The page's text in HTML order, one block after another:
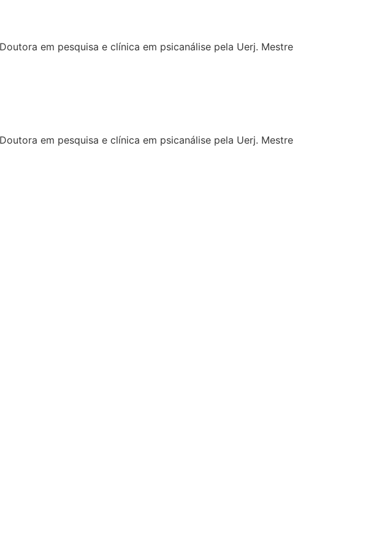
em pesquisa e clínica em psicanálise pela Uerj. Mestre
em pesquisa e clínica em psicanálise pela Uerj. Mestre